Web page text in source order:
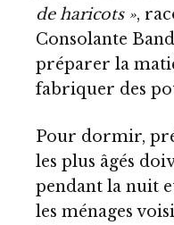
de haricots »,
Consolante
préparer la
fabriquer des
Pour dormir,
les plus âgés
pendant la nuit
les ménages